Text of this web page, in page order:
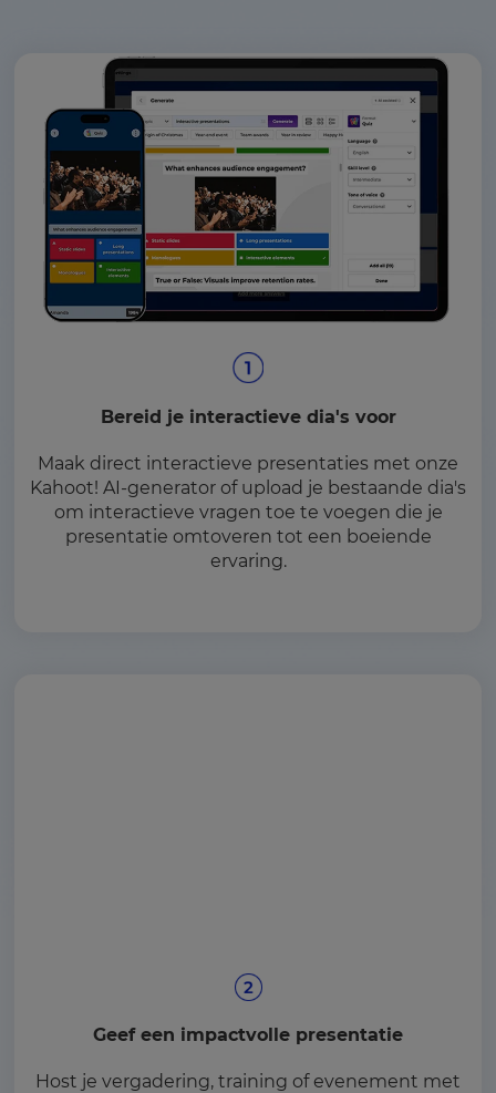
Bereid je interactieve dia's voor
Maak direct interactieve presentaties met onze
Kahoot! AI-generator of upload je bestaande dia's
om interactieve vragen toe te voegen die je
presentatie omtoveren tot een boeiende
ervaring.
Geef een impactvolle presentatie
Host je vergadering, training of evenement met